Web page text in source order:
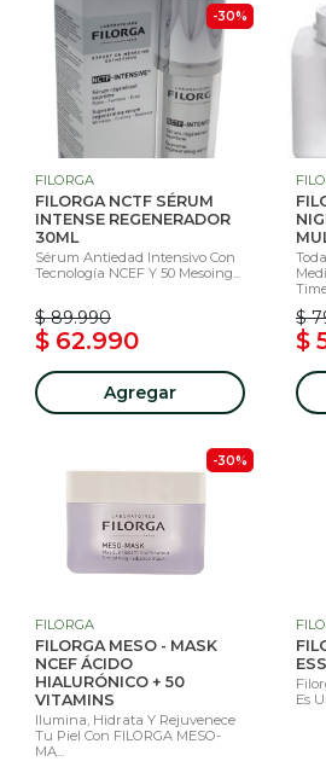
-30%
FILORGA
FILORGA NCTF SÉRUM
INTENSE REGENERADOR
30ML
Sérum Antiedad Intensivo Con
Tecnología NCEF Y 50 Mesoing...
$ 89.990
$ 62.990
Agregar
$
$
-30%
FILORGA
FILORGA MESO - MASK
NCEF ÁCIDO
HIALURÓNICO + 50
VITAMINS
Ilumina, Hidrata Y Rejuvenece
Tu Piel Con FILORGA MESO-
MA...
Es